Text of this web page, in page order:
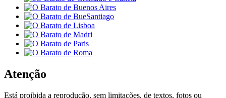
Atenção
Está proibida a reprodução, sem limitações, de textos, fotos ou